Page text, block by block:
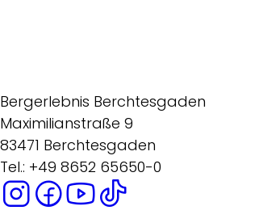
Bergerlebnis Berchtesgaden
Maximilianstraße 9
83471 Berchtesgaden
Tel.: +49 8652 65650-0